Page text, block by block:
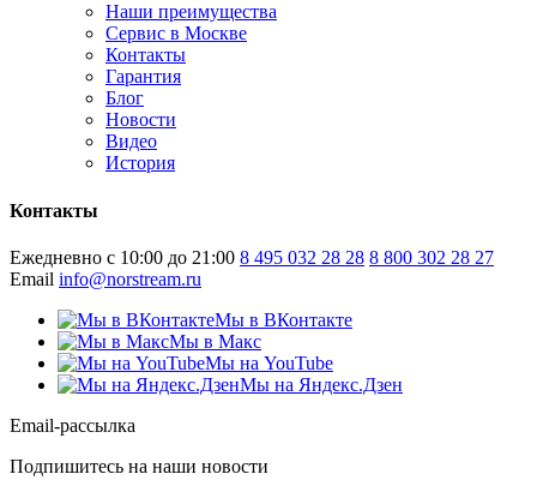
Наши преимущества
Сервис в Москве
Контакты
Гарантия
Блог
Новости
Видео
История
Контакты
Ежедневно с 10:00 до 21:00 8 495 032 28 28 8 800 302 28 27
Email info@norstream.ru
Мы в ВКонтакте
Мы в Макс
Мы на YouTube
Мы на Яндекс.Дзен
Email-рассылка
Подпишитесь на наши новости